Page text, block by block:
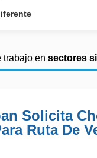
trabajo en sectores
Solicita
Ruta De